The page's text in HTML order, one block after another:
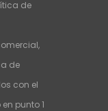
de
de
con el
punto 1